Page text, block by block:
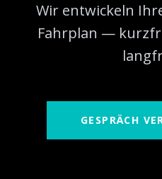
Wir entwickeln
Fahrplan —
GESPRÄCH